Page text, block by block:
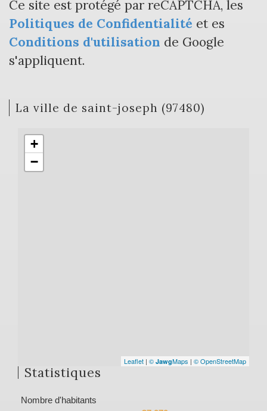
Ce site est protégé par reCAPTCHA, les
Politiques de Confidentialité et es
Conditions d'utilisation de Google
s'appliquent.
la ville de saint-joseph (97480)
+
−
Leaflet | © JawgMaps | © OpenStreetMap
Statistiques
Nombre d'habitants